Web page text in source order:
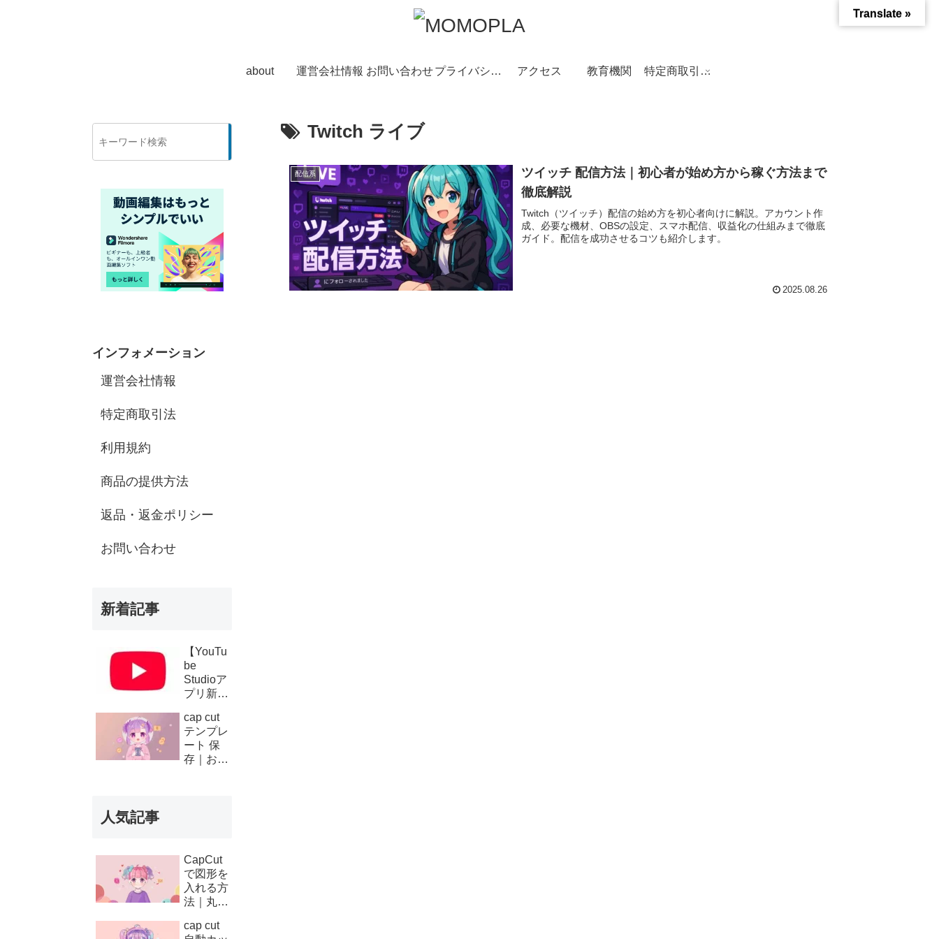
about 運営会社情報 お問い合わせ プライバシーポリシー アクセス 教育機関 特定商取引法に基づく表記
Twitch ライブ
配信系
ツイッチ 配信方法｜初心者が始め方から稼ぐ方法まで
徹底解説
Twitch（ツイッチ）配信の始め方を初心者向けに解説。アカウント作
成、必要な機材、OBSの設定、スマホ配信、収益化の仕組みまで徹底
ガイド。配信を成功させるコツも紹介します。
2025.08.26
インフォメーション
運営会社情報
特定商取引法
利用規約
商品の提供方法
返品・返金ポリシー
お問い合わせ
新着記事
【YouTu
be
Studioア
プリ新機
チャンネ
ルの収
益・支払
い履歴が
cap cut
テンプレ
ート 保
存｜お気
人気記事
CapCut
で図形を
入れる方
法｜丸・
角の使い
cap cut
Translate »